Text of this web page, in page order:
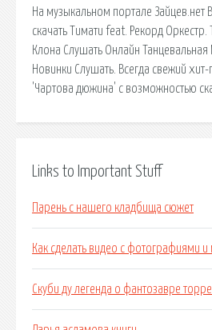
На музыкальном портале Зайцев.нет
скачать Тимати feat. Рекорд
Клона Слушать Онлайн
Новинки Слушать. Всегда свежий
'Чартова дюжина' с возможностью
Links to Important Stuff
Парень с нашего кладбища сюжет
Как сделать видео с фотографиями и
Скуби ду легенда о фантозавре